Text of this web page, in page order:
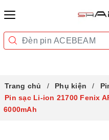
Trang chủ Phụ kiện
Pin sạc Li-ion 21700 Fenix
6000mAh